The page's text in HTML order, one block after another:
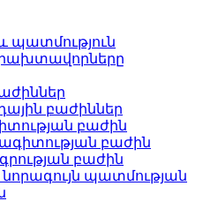
պատմություն
բաժիններ
բաժին
բաժին
բաժին
պատմության